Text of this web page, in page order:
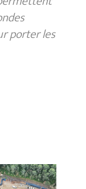
porter les